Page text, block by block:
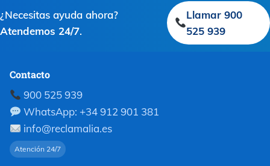
¿Necesitas ayuda ahora?
Atendemos 24/7.
Llamar 900
525 939
Contacto
900 525 939
WhatsApp: +34 912 901 381
info@reclamalia.es
Atención 24/7